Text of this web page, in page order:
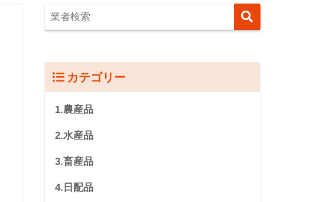
カテゴリー
1.農産品
2.水産品
3.畜産品
4.日配品